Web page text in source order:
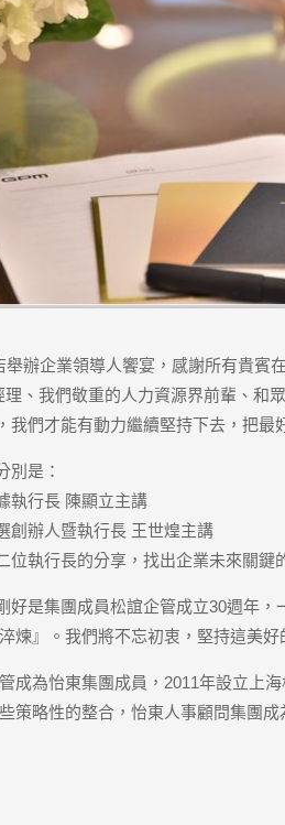
辦企業領導人饗宴，感謝所有貴
、我們敬重的人力資源界前輩、
我們才能有動力繼續堅持下去，把最
別是：
執行長 陳顯立主講
創辦人暨執行長 王世煌主講
執行長的分享，找出企業未來關鍵
是集團成員松誼企管成立30週年
煉』。我們將不忘初衷，堅持這美
成為怡東集團成員，2011年設立上
策略性的整合，怡東人事顧問集團